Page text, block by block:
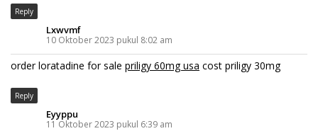
Reply
Lxwvmf
10 Oktober 2023 pukul 8:02 am
order loratadine for sale priligy 60mg usa cost priligy 30mg
Reply
Eyyppu
11 Oktober 2023 pukul 6:39 am